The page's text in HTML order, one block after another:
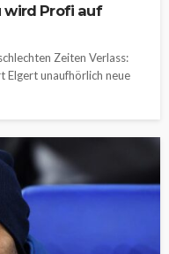
wird Profi auf
Zeiten Verlass:
Elgert unaufhörlich neue